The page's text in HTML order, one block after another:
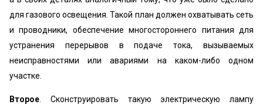
для газового освещения. Такой план должен охватывать сеть
и проводники, обеспечение многостороннего питания для
устранения перерывов в подаче тока, вызываемых
неисправностями или авариями на каком-либо одном
участке.
Второе . Сконструировать такую электрическую лампу